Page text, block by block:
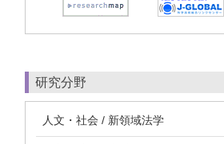
研究分野
人文・社会 / 新領域法学